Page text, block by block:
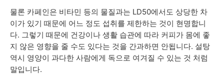
물론 카페인은 비타민 등의 물질과는 LD50에서도 상당한 차
이가 있기 때문에 어느 정도 섭취를 제한하는 것이 현명합니
다. 그렇기 때문에 건강이나 생활 습관에 따라 커피가 몸에 좋
지 않은 영향을 줄 수도 있다는 것을 간과하면 안됩니다. 설탕
역시 영양이 과다한 사람에게 독으로 여겨질 수 있는 것 처럼
말입니다.